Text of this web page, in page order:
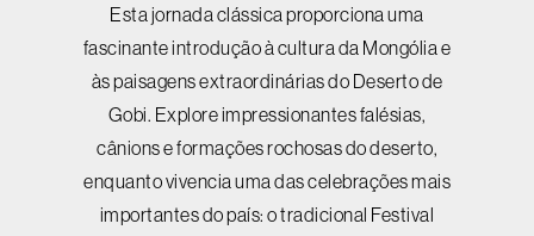
Esta jornada clássica proporciona uma
fascinante introdução à cultura da Mongólia e
às paisagens extraordinárias do Deserto de
Gobi. Explore impressionantes falésias,
cânions e formações rochosas do deserto,
enquanto vivencia uma das celebrações mais
importantes do país: o tradicional Festival